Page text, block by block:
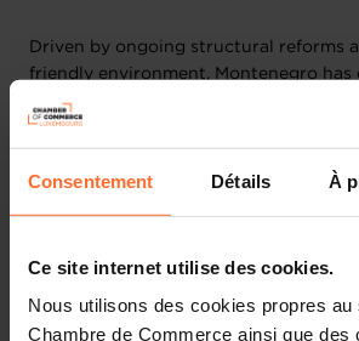
Consentement Détails À
Ce site internet utilise des cookies.
Nous utilisons des cookies propres au
Chambre de Commerce ainsi que des
Driven by ongoing structural reforms
friendly environment, Montenegro has
attractive destination for
business expansion. Its strategic
coast, combined with investor-
positioned the country as an
The seminar will provide insights into
developments in key sectors, including